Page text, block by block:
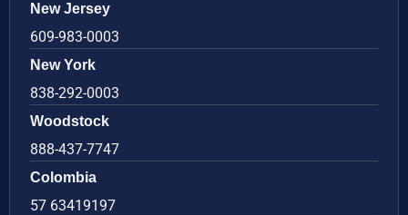
New Jersey
609-983-0003
New York
838-292-0003
Woodstock
888-437-7747
Colombia
57 63419197